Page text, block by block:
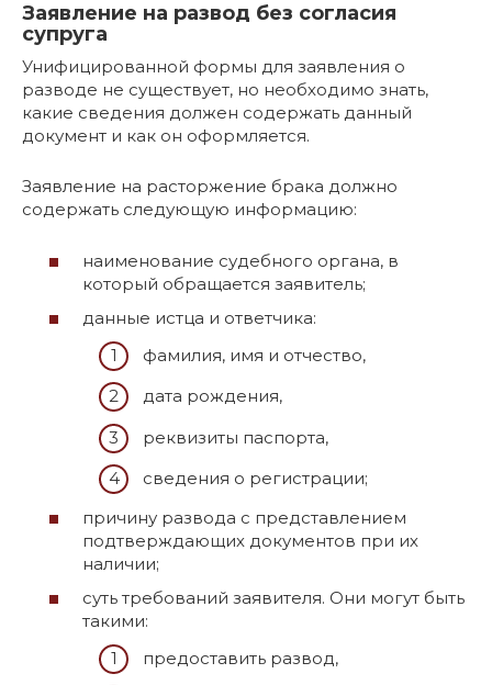
Заявление на развод без согласия
супруга
Унифицированной формы для заявления о
разводе не существует, но необходимо знать,
какие сведения должен содержать данный
документ и как он оформляется.
Заявление на расторжение брака должно
содержать следующую информацию:
наименование судебного органа, в
который обращается заявитель;
данные истца и ответчика:
фамилия, имя и отчество,
дата рождения,
реквизиты паспорта,
сведения о регистрации;
причину развода с представлением
подтверждающих документов при их
наличии;
суть требований заявителя. Они могут быть
такими:
предоставить развод,